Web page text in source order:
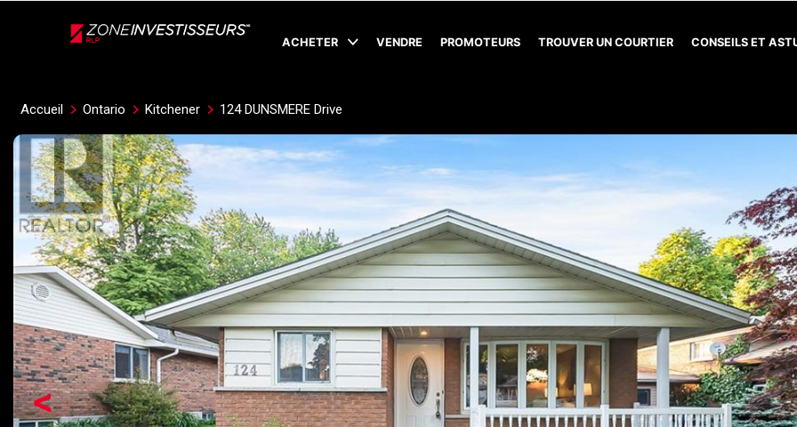
ACHETER VENDRE PROMOTEURS TROUVER UN COURTIER CONSEILS ET
Accueil Ontario Kitchener 124 DUNSMERE Drive
<